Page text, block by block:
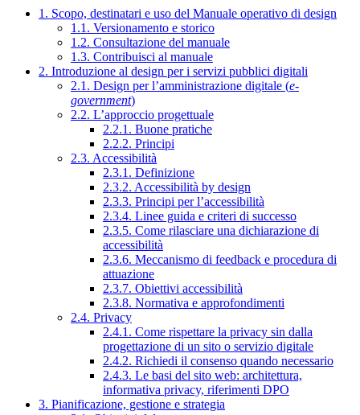
1. Scopo, destinatari e uso del Manuale operativo di design
1.1. Versionamento e storico
1.2. Consultazione del manuale
1.3. Contribuisci al manuale
2. Introduzione al design per i servizi pubblici digitali
2.1. Design per l’amministrazione digitale (e-
government)
2.2. L’approccio progettuale
2.2.1. Buone pratiche
2.2.2. Principi
2.3. Accessibilità
2.3.1. Definizione
2.3.2. Accessibilità by design
2.3.3. Principi per l’accessibilità
2.3.4. Linee guida e criteri di successo
2.3.5. Come rilasciare una dichiarazione di
accessibilità
2.3.6. Meccanismo di feedback e procedura di
attuazione
2.3.7. Obiettivi accessibilità
2.3.8. Normativa e approfondimenti
2.4. Privacy
2.4.1. Come rispettare la privacy sin dalla
progettazione di un sito o servizio digitale
2.4.2. Richiedi il consenso quando necessario
2.4.3. Le basi del sito web: architettura,
informativa privacy, riferimenti DPO
3. Pianificazione, gestione e strategia